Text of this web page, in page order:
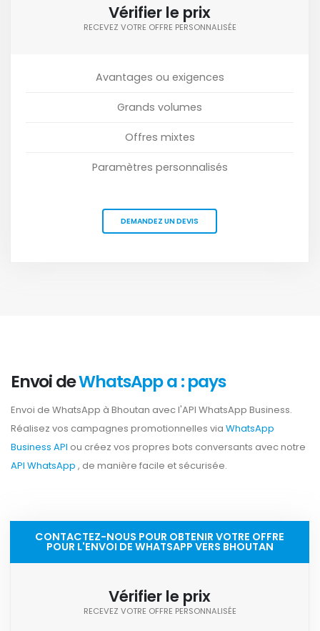
Vérifier le prix
RECEVEZ VOTRE OFFRE PERSONNALISÉE
Avantages ou exigences
Grands volumes
Offres mixtes
Paramètres personnalisés
DEMANDEZ UN DEVIS
Envoi deWhatsApp a : pays
Envoi de WhatsApp à Bhoutan avec l'API WhatsApp Business.
Réalisez vos campagnes promotionnelles via WhatsApp
Business API ou créez vos propres bots conversants avec notre
API WhatsApp , de manière facile et sécurisée.
CONTACTEZ-NOUS POUR OBTENIR VOTRE OFFRE
POUR L'ENVOI DE WHATSAPP VERS BHOUTAN
Vérifier le prix
RECEVEZ VOTRE OFFRE PERSONNALISÉE